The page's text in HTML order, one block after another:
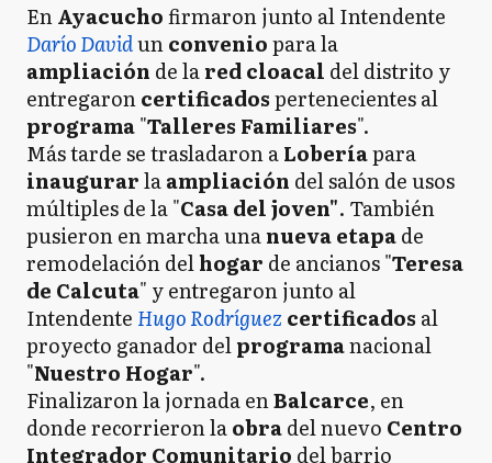
EnAyacuchofirmaron junto al Intendente
Darío Davidunconveniopara la
ampliación de lared cloacal del distrito y
entregaroncertificadospertenecientes al
programa"Talleres Familiares".
Más tarde se trasladaron aLoberíapara
inaugurarlaampliación del salón de usos
múltiples de la "Casa del joven". También
pusieron en marcha unanueva etapade
remodelación delhogar de ancianos "Teresa
de Calcuta" y entregaron junto al
Intendente Hugo Rodríguez certificados al
proyecto ganador delprogramanacional
"Nuestro Hogar".
Finalizaron la jornada enBalcarce, en
donde recorrieron laobradel nuevo Centro
Integrador Comunitario del barrio